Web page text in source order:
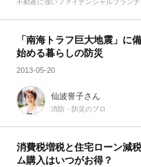
不動産に強いファイナンシャルプランナ
「南海トラフ巨大地震」に
始める暮らしの防災
2013-05-20
仙波誉子さん
消防・防災のプロ
消費税増税と住宅ローン減
ム購入はいつがお得？